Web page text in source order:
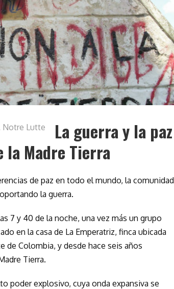
Notre Lutte
La guerra y la paz
Madre Tierra
de paz en todo el mundo, la comunidad
la guerra.
7 y 40 de la noche, una vez más un grupo
en la casa de La Emperatriz, finca ubicada
de Colombia, y desde hace seis años
Tierra.
poder explosivo, cuya onda expansiva se